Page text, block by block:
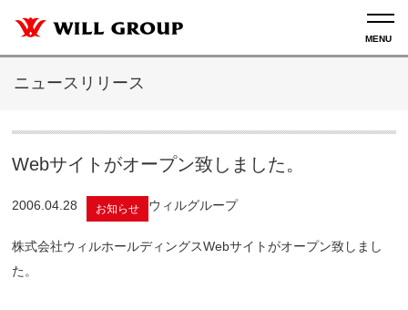
ニュースリリース
Webサイトがオープン致しました。
2006.04.28 お知らせ ウィルグループ
株式会社ウィルホールディングスWebサイトがオープン致しまし
た。